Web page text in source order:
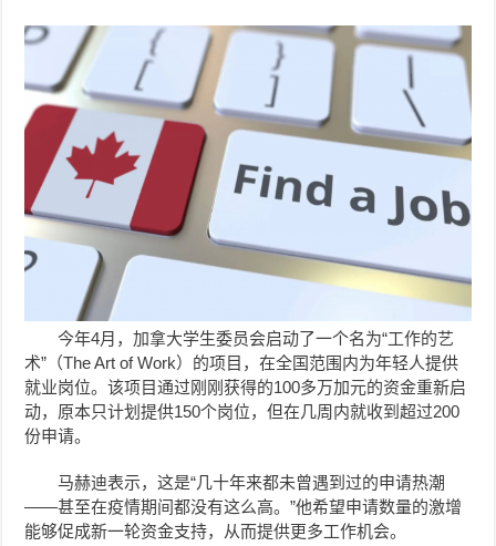
今年4月，加拿大学生委员会启动了一个名为“工作的艺
术”（The Art of Work）的项目，在全国范围内为年轻人提供
就业岗位。该项目通过刚刚获得的100多万加元的资金重新启
动，原本只计划提供150个岗位，但在几周内就收到超过200
份申请。
马赫迪表示，这是“几十年来都未曾遇到过的申请热潮
——甚至在疫情期间都没有这么高。”他希望申请数量的激增
能够促成新一轮资金支持，从而提供更多工作机会。